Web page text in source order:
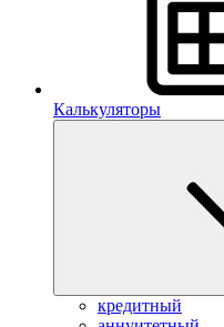
Калькуляторы
кредитный